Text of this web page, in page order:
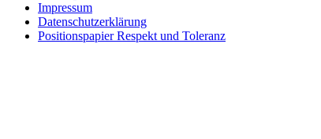
Impressum
Datenschutzerklärung
Positionspapier Respekt und Toleranz